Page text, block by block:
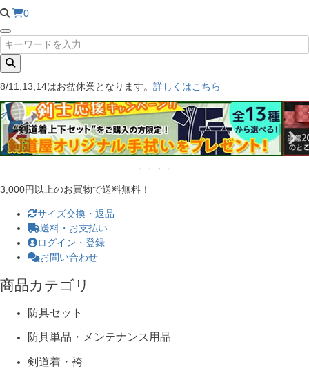
0
8/11,13,14はお盆休業となります。 詳しくはこちら
3,000円以上のお買物で送料無料！
サイズ交換・返品
送料・お支払い
ログイン・登録
お問い合わせ
商品カテゴリ
防具セット
防具単品・メンテナンス用品
剣道着・袴